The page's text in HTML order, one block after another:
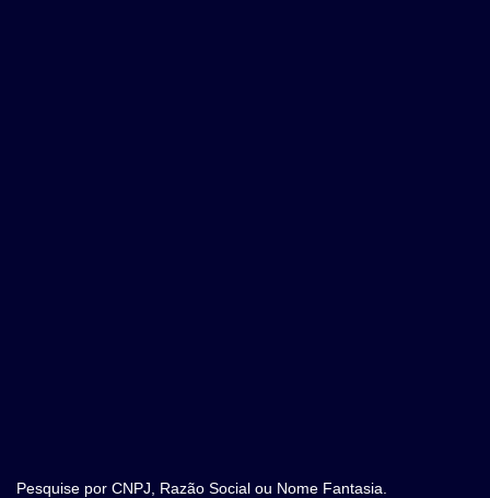
Pesquise por CNPJ, Razão Social ou Nome Fantasia.